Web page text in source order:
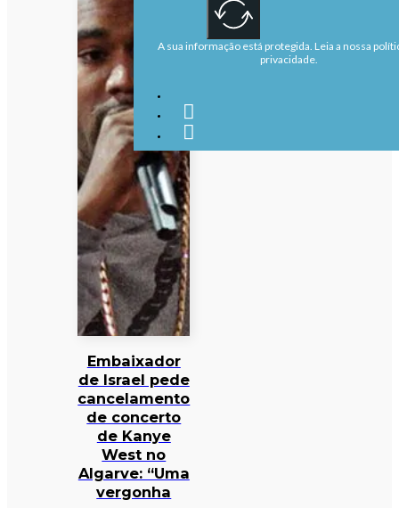
Embaixador
de Israel pede
cancelamento
de concerto
de Kanye
West no
Algarve: “Uma
vergonha
A sua informação está protegida. Leia a nossa
privacidade.